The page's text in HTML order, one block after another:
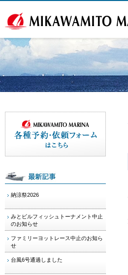
納涼祭2026
みとビルフィッシュトーナメント中止
のお知らせ
ファミリーヨットレース中止のお知ら
せ
台風6号通過しました